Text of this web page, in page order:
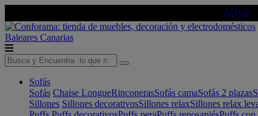
AQUÍ
Baleares Canarias
Sofás
Sofás Chaise LongueRinconerasSofás camaSofás 2 plazas
Sillones Sillones decorativosSillones relaxSillones relax